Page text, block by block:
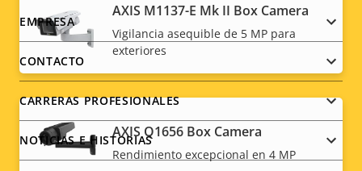
AXIS M1137-E Mk II Box Camera
Vigilancia asequible de 5 MP para
exteriores
AXIS Q1656 Box Camera
Rendimiento excepcional en 4 MP
Footer
menu
EMPRESA
CONTACTO
CARRERAS PROFESIONALES
NOTICIAS E HISTORIAS